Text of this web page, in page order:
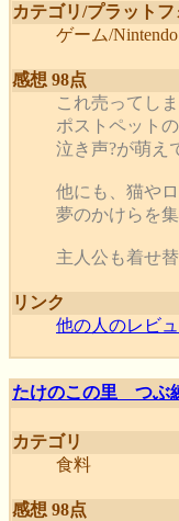
カテゴリ/プラット
ゲーム/
感想 98点
これ売ってし
ポストペット
泣き声?が萌え
他にも、猫や
夢のかけらを
主人公も着せ
リンク
他の人のレビ
たけのこの里 つぶ
カテゴリ
食料
感想 98点